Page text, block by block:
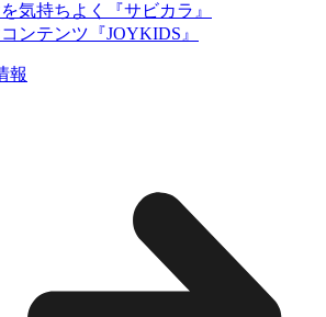
気持ちよく『サビカラ』
ンテンツ『JOYKIDS』
報